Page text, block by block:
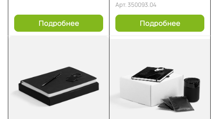
Подробнее
Арт.350093.04
Подробнее